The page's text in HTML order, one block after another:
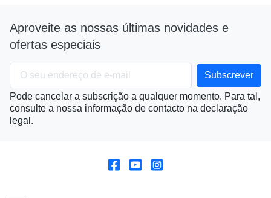
Aproveite as nossas últimas novidades e
ofertas especiais
Pode cancelar a subscrição a qualquer momento. Para tal,
consulte a nossa informação de contacto na declaração
legal.